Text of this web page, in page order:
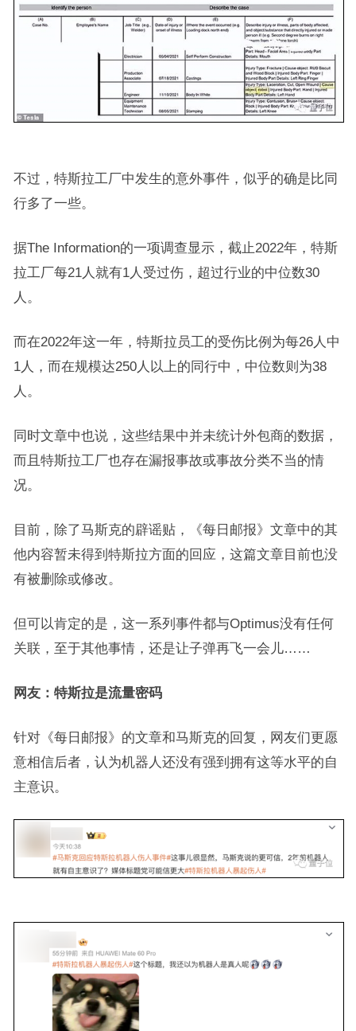
不过，特斯拉工厂中发生的意外事件，似乎的确是比同
行多了一些。
据The Information的一项调查显示，截止2022年，特斯
拉工厂每21人就有1人受过伤，超过行业的中位数30
人。
而在2022年这一年，特斯拉员工的受伤比例为每26人中
1人，而在规模达250人以上的同行中，中位数则为38
人。
同时文章中也说，这些结果中并未统计外包商的数据，
而且特斯拉工厂也存在漏报事故或事故分类不当的情
况。
目前，除了马斯克的辟谣贴，《每日邮报》文章中的其
他内容暂未得到特斯拉方面的回应，这篇文章目前也没
有被删除或修改。
但可以肯定的是，这一系列事件都与Optimus没有任何
关联，至于其他事情，还是让子弹再飞一会儿……
网友：特斯拉是流量密码
针对《每日邮报》的文章和马斯克的回复，网友们更愿
意相信后者，认为机器人还没有强到拥有这等水平的自
主意识。